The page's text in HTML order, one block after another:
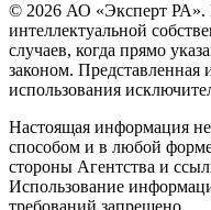
© 2026 АО «Эксперт РА».
интеллектуальной
случаев, когда прямо
законом. Представленная
использования
Настоящая информация
способом и в любой форме
стороны Агентства и
Использование